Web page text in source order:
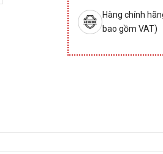
Hàng chính
bao gồm VAT)